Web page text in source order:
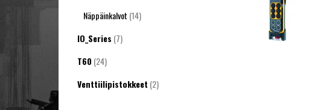
Näppäinkalvot (14)
IO_Series (7)
T60 (24)
Venttiilipistokkeet (2)